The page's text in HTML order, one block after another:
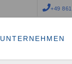
+49
UNTERNEHMEN